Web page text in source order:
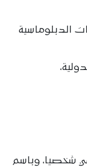
الدبلوماسية
شخصيا، وباسم